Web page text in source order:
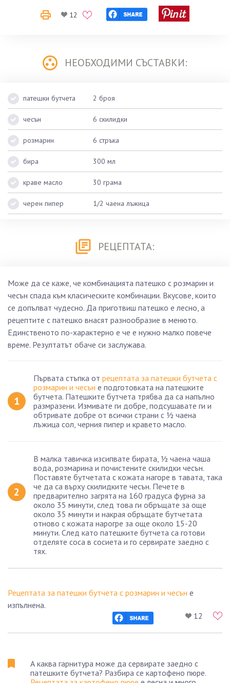
12
НЕОБХОДИМИ СЪСТАВКИ:
патешки бутчета 2 броя
чесън 6 скилидки
розмарин 6 стръка
бира 300 мл
краве масло 30 грама
черен пипер 1/2 чаена лъжица
РЕЦЕПТАТА:
Може да се каже, че комбинацията патешко с розмарин и
чесън спада към класическите комбинации. Вкусове, които
се допълват чудесно. Да приготвиш патешко е лесно, а
рецептите с патешко внасят разнообразие в менюто.
Единственото по-характерно е че е нужно малко повече
време. Резултатът обаче си заслужава.
Първата стъпка от рецептата за патешки бутчета с
розмарин и чесън е подготовката на патешките
бутчета. Патешките бутчета трябва да са напълно
размразени. Измивате ги добре, подсушавате ги и
обтривате добре от всички страни с ½ чаена
лъжица сол, черния пипер и кравето масло.
В малка тавичка изсипвате бирата, ½ чаена чаша
вода, розмарина и почистените скилидки чесън.
Поставяте бутчетата с кожата нагоре в тавата, така
че да са върху скилидките чесън. Печете в
предварително загрята на 160 градуса фурна за
около 35 минути, след това ги обръщате за още
около 35 минути и накрая обръщате бутчетата
отново с кожата нарогре за още около 15-20
минути. След като патешките бутчета са готови
отделяте соса в сосиета и го сервирате заедно с
тях.
Рецептата за патешки бутчета с розмарин и чесън е
изпълнена.
12
А каква гарнитура може да сервирате заедно с
патешките бутчета? Разбира се картофено пюре.